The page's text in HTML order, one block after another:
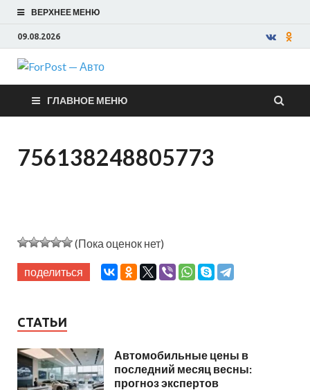
ВЕРХНЕЕ МЕНЮ
09.08.2026
ForPost —
Авто
ГЛАВНОЕ МЕНЮ
756138248805773
(Пока оценок нет)
поделиться
СТАТЬИ
Автомобильные цены в
последний месяц весны:
прогноз экспертов